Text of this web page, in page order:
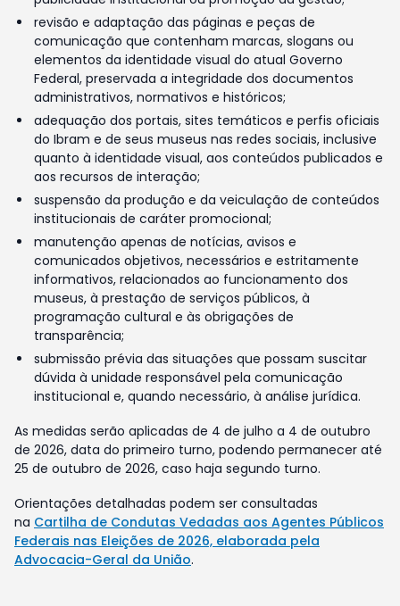
revisão e adaptação das páginas e peças de
comunicação que contenham marcas, slogans ou
elementos da identidade visual do atual Governo
Federal, preservada a integridade dos documentos
administrativos, normativos e históricos;
adequação dos portais, sites temáticos e perfis oficiais
do Ibram e de seus museus nas redes sociais, inclusive
quanto à identidade visual, aos conteúdos publicados e
aos recursos de interação;
suspensão da produção e da veiculação de conteúdos
institucionais de caráter promocional;
manutenção apenas de notícias, avisos e
comunicados objetivos, necessários e estritamente
informativos, relacionados ao funcionamento dos
museus, à prestação de serviços públicos, à
programação cultural e às obrigações de
transparência;
submissão prévia das situações que possam suscitar
dúvida à unidade responsável pela comunicação
institucional e, quando necessário, à análise jurídica.
As medidas serão aplicadas de 4 de julho a 4 de outubro
de 2026, data do primeiro turno, podendo permanecer até
25 de outubro de 2026, caso haja segundo turno.
Orientações detalhadas podem ser consultadas
na Cartilha de Condutas Vedadas aos Agentes Públicos
Federais nas Eleições de 2026, elaborada pela
Advocacia-Geral da União.